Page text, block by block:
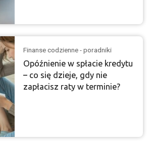
Finanse codzienne - poradniki
Opóźnienie w spłacie kredytu
– co się dzieje, gdy nie
zapłacisz raty w terminie?